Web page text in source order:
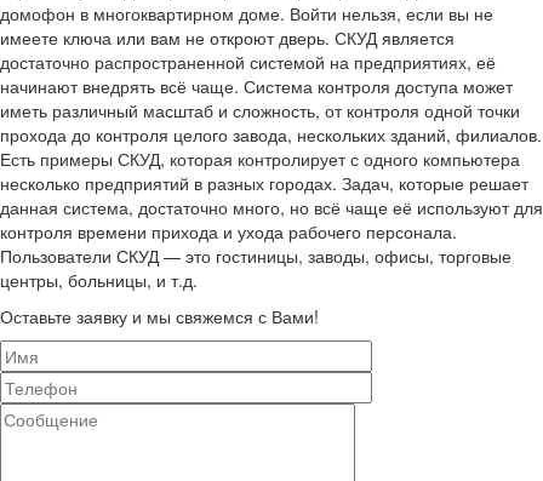
домофон в многоквартирном доме. Войти нельзя, если вы не
имеете ключа или вам не откроют дверь. СКУД является
достаточно распространенной системой на предприятиях, её
начинают внедрять всё чаще. Система контроля доступа может
иметь различный масштаб и сложность, от контроля одной точки
прохода до контроля целого завода, нескольких зданий, филиалов.
Есть примеры СКУД, которая контролирует с одного компьютера
несколько предприятий в разных городах. Задач, которые решает
данная система, достаточно много, но всё чаще её используют для
контроля времени прихода и ухода рабочего персонала.
Пользователи СКУД — это гостиницы, заводы, офисы, торговые
центры, больницы, и т.д.
Оставьте заявку и мы свяжемся с Вами!